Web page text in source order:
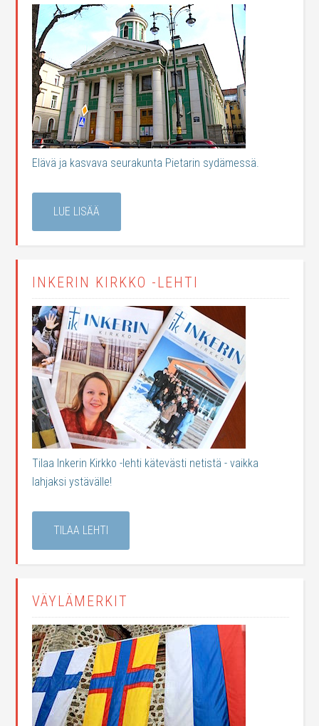
Elävä ja kasvava seurakunta Pietarin sydämessä.
LUE LISÄÄ
INKERIN KIRKKO -LEHTI
Tilaa Inkerin Kirkko -lehti kätevästi netistä - vaikka
lahjaksi ystävälle!
TILAA LEHTI
VÄYLÄMERKIT